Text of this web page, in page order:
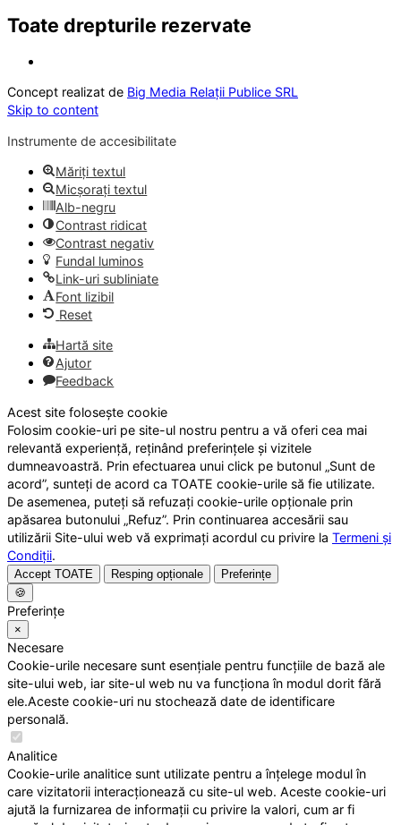
Toate drepturile rezervate
Concept realizat de Big Media Relații Publice SRL
Skip to content
Instrumente de accesibilitate
Măriți textul
Micșorați textul
Alb-negru
Contrast ridicat
Contrast negativ
Fundal luminos
Link-uri subliniate
Font lizibil
Reset
Hartă site
Ajutor
Feedback
Acest site folosește cookie
Folosim cookie-uri pe site-ul nostru pentru a vă oferi cea mai
relevantă experiență, reținând preferințele și vizitele
dumneavoastră. Prin efectuarea unui click pe butonul „Sunt de
acord”, sunteți de acord ca TOATE cookie-urile să fie utilizate.
De asemenea, puteți să refuzați cookie-urile opționale prin
apăsarea butonului „Refuz”. Prin continuarea accesării sau
utilizării Site-ului web vă exprimați acordul cu privire la Termeni și
Condiții.
Accept TOATE Resping opționale
Preferințe
🍪
Preferințe
×
Necesare
Cookie-urile necesare sunt esențiale pentru funcțiile de bază ale
site-ului web, iar site-ul web nu va funcționa în modul dorit fără
ele.Aceste cookie-uri nu stochează date de identificare
personală.
Analitice
Cookie-urile analitice sunt utilizate pentru a înțelege modul în
care vizitatorii interacționează cu site-ul web. Aceste cookie-uri
ajută la furnizarea de informații cu privire la valori, cum ar fi